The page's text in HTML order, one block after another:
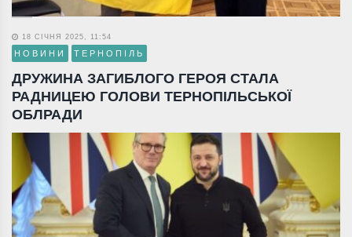
18 СІЧНЯ 2025, 11:54
НОВИНИ ТЕРНОПІЛЬ
ДРУЖИНА ЗАГИБЛОГО ГЕРОЯ СТАЛА
РАДНИЦЕЮ ГОЛОВИ ТЕРНОПІЛЬСЬКОЇ
ОБЛРАДИ